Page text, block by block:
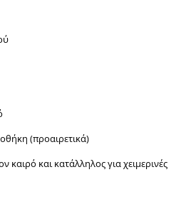
(προαιρετικά)
καιρό και κατάλληλος για χειμερινές